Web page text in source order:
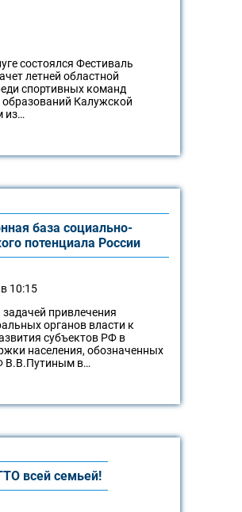
состоялся Фестиваль
летней областной
спортивных команд
Калужской
из…
база социально-
потенциала России
10:15
привлечения
органов власти к
субъектов РФ в
населения, обозначенных
В.В.Путиным в…
всей семьей!